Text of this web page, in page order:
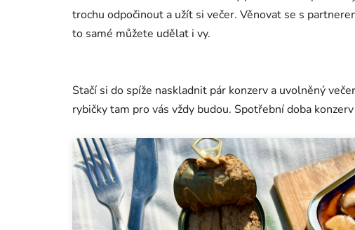
trochu odpočinout a užít si večer. Věnovat se s
to samé můžete udělat i vy.
Stačí si do spíže naskladnit pár konzerv a uvolněný
rybičky tam pro vás vždy budou. Spotřební doba